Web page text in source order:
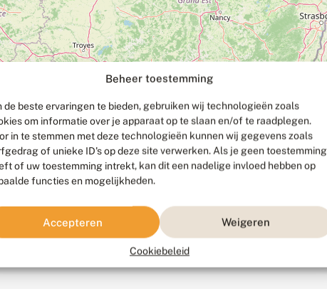
Beheer toestemming
de beste ervaringen te bieden, gebruiken wij technologieën zoals
om informatie over je apparaat op te slaan en/of te raadplegen.
in te stemmen met deze technologieën kunnen wij gegevens zoals
of unieke ID's op deze site verwerken. Als je geen toestemming
of uw toestemming intrekt, kan dit een nadelige invloed hebben op
functies en mogelijkheden.
Accepteren Weigeren
Cookiebeleid